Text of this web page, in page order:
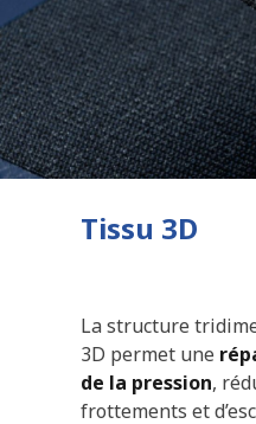
Tissu 3D
La structure
3D permet une
de la pression,
frottements et